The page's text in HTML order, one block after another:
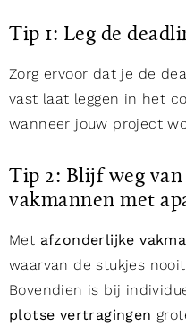
Tip 1: Leg de
Zorg ervoor dat je de
vast laat leggen in het
wanneer jouw project
Tip 2: Blijf weg
vakmannen met
Met afzonderlijke
waarvan de stukjes
Bovendien is bij
plotse vertragingen